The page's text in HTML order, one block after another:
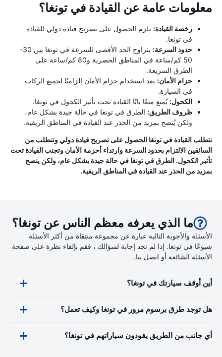
معلومات عامة عن القيادة في تونغا؟
رخصة القيادة: يلزم الحصول على تصريح قيادة دولي للقيادة
في تونغا.
حدود السرعة:
يتراوح الحد الأقصى للسرعة في تونغا بين 30-
50 كم/ساعة في المناطق الحضرية و80 كم/ساعة على
الطرق السريعة.
حزام الأمان: يعد استخدام حزام الأمان إلزاميًا لجميع الركاب
في السيارة.
الكحول: يُمنع منعًا باتًا القيادة تحت تأثير الكحول في تونغا.
ظروف الطريق: الطرق في تونغا في حالة جيدة بشكل عام،
ولكن يُنصح بمزيد من الحذر عند القيادة في المناطق الريفية.
تتطلب القيادة في تونغا الحصول على تصريح قيادة دولي وتتطلب من
السائقين الالتزام بحدود السرعة وارتداء أحزمة الأمان وتجنب القيادة تحت
تأثير الكحول. الطرق في تونغا في حالة جيدة بشكل عام، ولكن ينصح
بمزيد من الحذر عند القيادة في المناطق الريفية.
ما الذي يعرفه معظم الناس عن تونغا؟
الأسئلة والأجوبة التالية عبارة عن مجموعة منتقاة من أكثر الأسئلة
شيوعًا في تونغا. إذا لم تجد إجابة لسؤالك ، فقم بإلقاء نظرة على صفحة
الأسئلة الشائعة أو اتصل بنا.
أين أوقف سيارتك في تونغا؟
هل توجد طرق برسوم مرور في تونغا وكيف تعمل؟
أي جانب من الطريق يقودون سياراتهم في تونغا؟